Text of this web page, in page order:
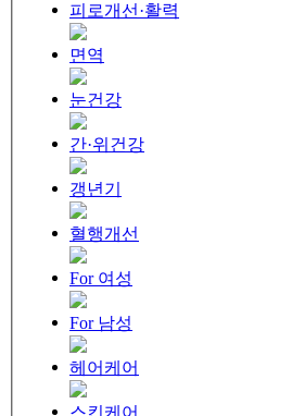
피로개선·활력
면역
눈건강
간·위건강
갱년기
혈행개선
For 여성
For 남성
헤어케어